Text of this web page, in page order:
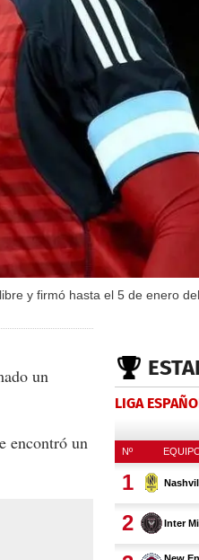
y firmó hasta el 5 de enero del
un
encontró un
LIGA